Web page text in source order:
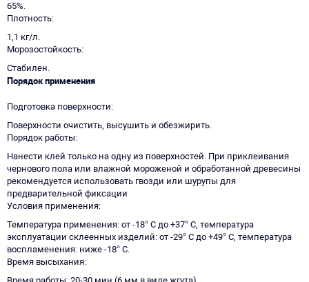
65%.
Плотность
1,1 кг/л.
Морозостойкость
Стабилен.
Порядок применения
Подготовка поверхности
Поверхности очистить, высушить и обезжирить.
Порядок работы
Нанести клей только на одну из поверхностей. При приклеивания
чернового пола или влажной мороженой и обработанной древесины
рекомендуется использовать гвозди или шурупы для
предварительной фиксации
Условия применения
Температура применения: от -18° C до +37° C, температура
эксплуатации склеенных изделий: от -29° C до +49° C, температура
воспламенения: ниже -18° C.
Время высыхания